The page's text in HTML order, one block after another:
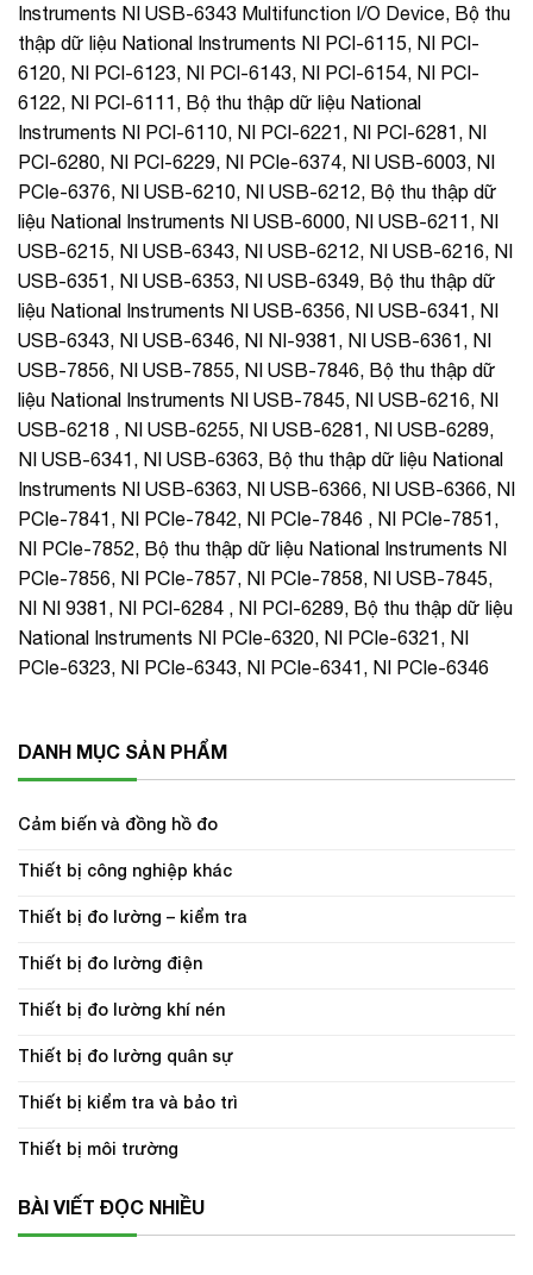
Instruments NI USB-6343 Multifunction I/O Device, Bộ thu
thập dữ liệu National Instruments NI PCI-6115, NI PCI-
6120, NI PCI-6123, NI PCI-6143, NI PCI-6154, NI PCI-
6122, NI PCI-6111, Bộ thu thập dữ liệu National
Instruments NI PCI-6110, NI PCI-6221, NI PCI-6281, NI
PCI-6280, NI PCI-6229, NI PCIe-6374, NI USB-6003, NI
PCIe-6376, NI USB-6210, NI USB-6212, Bộ thu thập dữ
liệu National Instruments NI USB-6000, NI USB-6211, NI
USB-6215, NI USB-6343, NI USB-6212, NI USB-6216, NI
USB-6351, NI USB-6353, NI USB-6349, Bộ thu thập dữ
liệu National Instruments NI USB-6356, NI USB-6341, NI
USB-6343, NI USB-6346, NI NI-9381, NI USB-6361, NI
USB-7856, NI USB-7855, NI USB-7846, Bộ thu thập dữ
liệu National Instruments NI USB-7845, NI USB-6216, NI
USB-6218 , NI USB-6255, NI USB-6281, NI USB-6289,
NI USB-6341, NI USB-6363, Bộ thu thập dữ liệu National
Instruments NI USB-6363, NI USB-6366, NI USB-6366, NI
PCIe-7841, NI PCIe-7842, NI PCIe-7846 , NI PCIe-7851,
NI PCIe-7852, Bộ thu thập dữ liệu National Instruments NI
PCIe-7856, NI PCIe-7857, NI PCIe-7858, NI USB-7845,
NI NI 9381, NI PCI-6284 , NI PCI-6289, Bộ thu thập dữ liệu
National Instruments NI PCIe-6320, NI PCIe-6321, NI
PCIe-6323, NI PCIe-6343, NI PCIe-6341, NI PCIe-6346
DANH MỤC SẢN PHẨM
Cảm biến và đồng hồ đo
Thiết bị công nghiệp khác
Thiết bị đo lường – kiểm tra
Thiết bị đo lường điện
Thiết bị đo lường khí nén
Thiết bị đo lường quân sự
Thiết bị kiểm tra và bảo trì
Thiết bị môi trường
BÀI VIẾT ĐỌC NHIỀU